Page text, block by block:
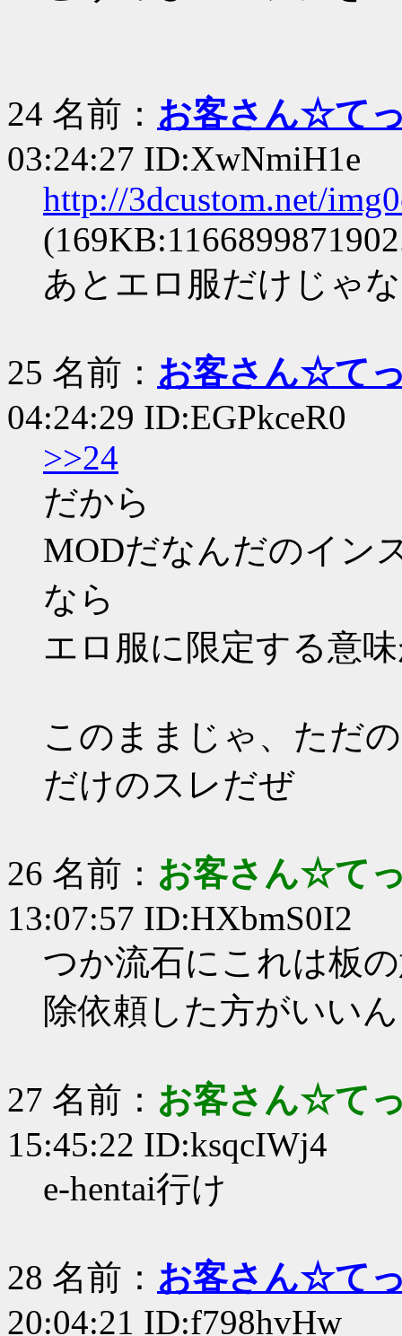
24 名前： お客さん☆て
03:24:27 ID:XwNmiH1e
http://3dcustom.net/
あとエロ服だけじゃ
25 名前： お客さん☆て
04:24:29 ID:EGPkceR0
>>24
だから
MODだなんだのイン
なら
エロ服に限定する意
このままじゃ、ただ
だけのスレだぜ
26 名前： お客さん☆て
13:07:57 ID:HXbmS0I2
つか流石にこれは板
除依頼した方がいい
27 名前： お客さん☆て
15:45:22 ID:ksqcIWj4
e-hentai行け
28 名前： お客さん☆て
20:04:21 ID:f798hvHw